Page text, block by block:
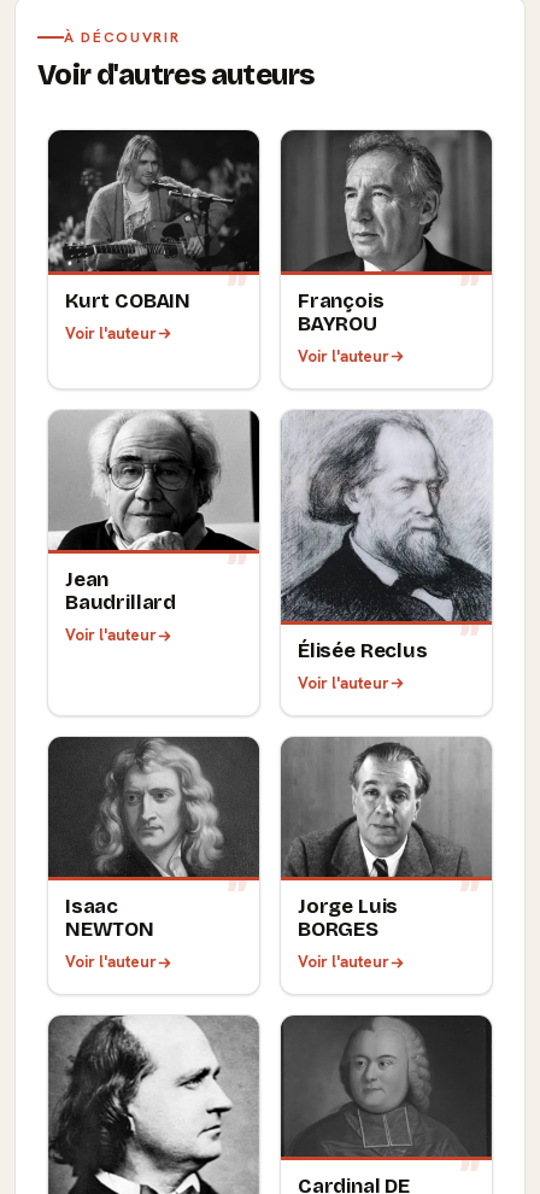
À DÉCOUVRIR
Voir d'autres auteurs
Kurt COBAIN
Voir l'auteur
François
BAYROU
Voir l'auteur
Jean
Baudrillard
Voir l'auteur
Élisée Reclus
Voir l'auteur
Isaac
NEWTON
Voir l'auteur
Jorge Luis
BORGES
Voir l'auteur
Cardinal DE